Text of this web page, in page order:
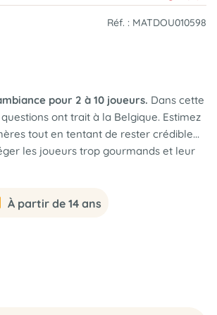
Réf. : MATDOU010598
pour 2 à 10 joueurs. Dans cette
ont trait à la Belgique. Estimez
tout en tentant de rester crédible...
les joueurs trop gourmands et leur
À partir de 14 ans